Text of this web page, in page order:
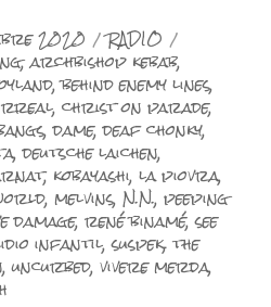
2020 Catégories
RADIO
,archbishop kebab,
,behind enemy lines,
,christ on parade,
,dame,deaf chonky,
,deutsche laichen,
,kobayashi,la piovra,
,melvins,N.N.,peeping
damage,rené binamé,see
infantil,suspek,the
,uncurbed,vivere merda,